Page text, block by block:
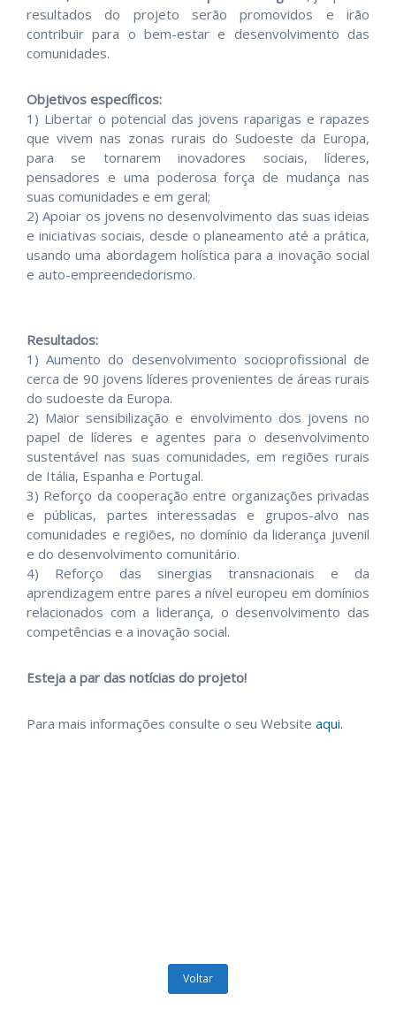
resultados do projeto serão promovidos e irão
contribuir para o bem-estar e desenvolvimento das
comunidades.
Objetivos específicos:
1) Libertar o potencial das jovens raparigas e rapazes
que vivem nas zonas rurais do Sudoeste da Europa,
para se tornarem inovadores sociais, líderes,
pensadores e uma poderosa força de mudança nas
suas comunidades e em geral;
2) Apoiar os jovens no desenvolvimento das suas ideias
e iniciativas sociais, desde o planeamento até a prática,
usando uma abordagem holística para a inovação social
e auto-empreendedorismo.
Resultados:
1) Aumento do desenvolvimento socioprofissional de
cerca de 90 jovens líderes provenientes de áreas rurais
do sudoeste da Europa.
2) Maior sensibilização e envolvimento dos jovens no
papel de líderes e agentes para o desenvolvimento
sustentável nas suas comunidades, em regiões rurais
de Itália, Espanha e Portugal.
3) Reforço da cooperação entre organizações privadas
e públicas, partes interessadas e grupos-alvo nas
comunidades e regiões, no domínio da liderança juvenil
e do desenvolvimento comunitário.
4) Reforço das sinergias transnacionais e da
aprendizagem entre pares a nível europeu em domínios
relacionados com a liderança, o desenvolvimento das
competências e a inovação social.
Esteja a par das notícias do projeto!
Para mais informações consulte o seu Website aqui.
Voltar